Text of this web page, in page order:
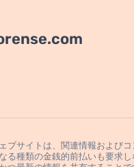
ブサイトは、関連情報および
る種類の金銭的前払いも要求